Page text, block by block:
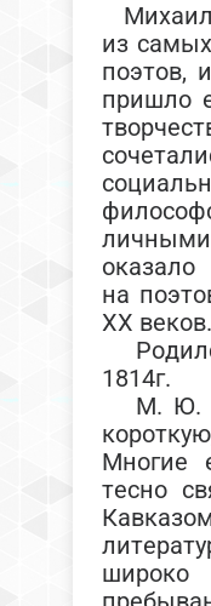
из
поэтов,
пришло
на
XX веков.
1814г.
М. Ю.
Многие
тесно